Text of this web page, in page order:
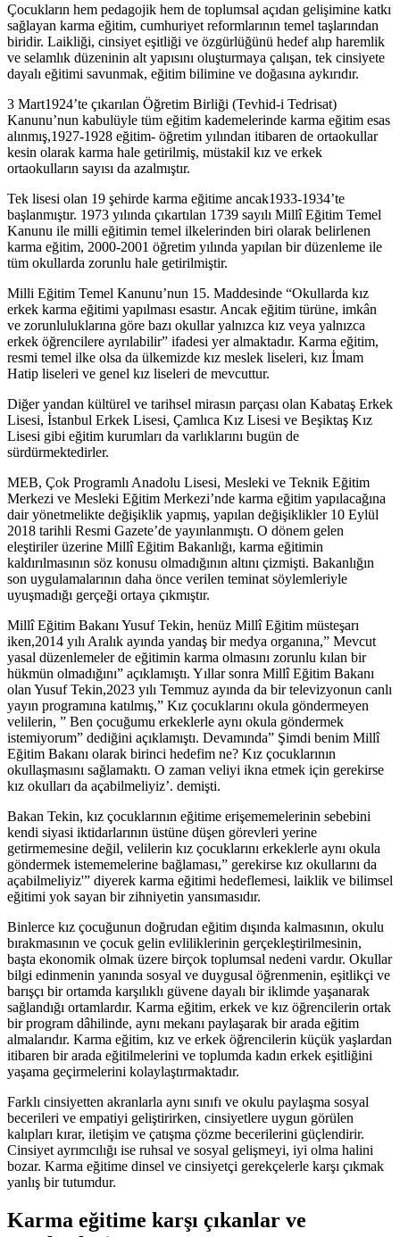
Çocukların hem pedagojik hem de toplumsal açıdan gelişimine katkı
sağlayan karma eğitim, cumhuriyet reformlarının temel taşlarından
biridir. Laikliği, cinsiyet eşitliği ve özgürlüğünü hedef alıp haremlik
ve selamlık düzeninin alt yapısını oluşturmaya çalışan, tek cinsiyete
dayalı eğitimi savunmak, eğitim bilimine ve doğasına aykırıdır.
3 Mart1924’te çıkarılan Öğretim Birliği (Tevhid-i Tedrisat)
Kanunu’nun kabulüyle tüm eğitim kademelerinde karma eğitim esas
alınmış,1927-1928 eğitim- öğretim yılından itibaren de ortaokullar
kesin olarak karma hale getirilmiş, müstakil kız ve erkek
ortaokulların sayısı da azalmıştır.
Tek lisesi olan 19 şehirde karma eğitime ancak1933-1934’te
başlanmıştır. 1973 yılında çıkartılan 1739 sayılı Millî Eğitim Temel
Kanunu ile milli eğitimin temel ilkelerinden biri olarak belirlenen
karma eğitim, 2000-2001 öğretim yılında yapılan bir düzenleme ile
tüm okullarda zorunlu hale getirilmiştir.
Milli Eğitim Temel Kanunu’nun 15. Maddesinde “Okullarda kız
erkek karma eğitimi yapılması esastır. Ancak eğitim türüne, imkân
ve zorunluluklarına göre bazı okullar yalnızca kız veya yalnızca
erkek öğrencilere ayrılabilir” ifadesi yer almaktadır. Karma eğitim,
resmi temel ilke olsa da ülkemizde kız meslek liseleri, kız İmam
Hatip liseleri ve genel kız liseleri de mevcuttur.
Diğer yandan kültürel ve tarihsel mirasın parçası olan Kabataş Erkek
Lisesi, İstanbul Erkek Lisesi, Çamlıca Kız Lisesi ve Beşiktaş Kız
Lisesi gibi eğitim kurumları da varlıklarını bugün de
sürdürmektedirler.
MEB, Çok Programlı Anadolu Lisesi, Mesleki ve Teknik Eğitim
Merkezi ve Mesleki Eğitim Merkezi’nde karma eğitim yapılacağına
dair yönetmelikte değişiklik yapmış, yapılan değişiklikler 10 Eylül
2018 tarihli Resmi Gazete’de yayınlanmıştı. O dönem gelen
eleştiriler üzerine Millî Eğitim Bakanlığı, karma eğitimin
kaldırılmasının söz konusu olmadığının altını çizmişti. Bakanlığın
son uygulamalarının daha önce verilen teminat söylemleriyle
uyuşmadığı gerçeği ortaya çıkmıştır.
Millî Eğitim Bakanı Yusuf Tekin, henüz Millî Eğitim müsteşarı
iken,2014 yılı Aralık ayında yandaş bir medya organına,” Mevcut
yasal düzenlemeler de eğitimin karma olmasını zorunlu kılan bir
hükmün olmadığını” açıklamıştı. Yıllar sonra Millî Eğitim Bakanı
olan Yusuf Tekin,2023 yılı Temmuz ayında da bir televizyonun canlı
yayın programına katılmış,” Kız çocuklarını okula göndermeyen
velilerin, ” Ben çocuğumu erkeklerle aynı okula göndermek
istemiyorum” dediğini açıklamıştı. Devamında” Şimdi benim Millî
Eğitim Bakanı olarak birinci hedefim ne? Kız çocuklarının
okullaşmasını sağlamaktı. O zaman veliyi ikna etmek için gerekirse
kız okulları da açabilmeliyiz’. demişti.
Bakan Tekin, kız çocuklarının eğitime erişememelerinin sebebini
kendi siyasi iktidarlarının üstüne düşen görevleri yerine
getirmemesine değil, velilerin kız çocuklarını erkeklerle aynı okula
göndermek istememelerine bağlaması,” gerekirse kız okullarını da
açabilmeliyiz'” diyerek karma eğitimi hedeflemesi, laiklik ve bilimsel
eğitimi yok sayan bir zihniyetin yansımasıdır.
Binlerce kız çocuğunun doğrudan eğitim dışında kalmasının, okulu
bırakmasının ve çocuk gelin evliliklerinin gerçekleştirilmesinin,
başta ekonomik olmak üzere birçok toplumsal nedeni vardır. Okullar
bilgi edinmenin yanında sosyal ve duygusal öğrenmenin, eşitlikçi ve
barışçı bir ortamda karşılıklı güvene dayalı bir iklimde yaşanarak
sağlandığı ortamlardır. Karma eğitim, erkek ve kız öğrencilerin ortak
bir program dâhilinde, aynı mekanı paylaşarak bir arada eğitim
almalarıdır. Karma eğitim, kız ve erkek öğrencilerin küçük yaşlardan
itibaren bir arada eğitilmelerini ve toplumda kadın erkek eşitliğini
yaşama geçirmelerini kolaylaştırmaktadır.
Farklı cinsiyetten akranlarla aynı sınıfı ve okulu paylaşma sosyal
becerileri ve empatiyi geliştirirken, cinsiyetlere uygun görülen
kalıpları kırar, iletişim ve çatışma çözme becerilerini güçlendirir.
Cinsiyet ayrımcılığı ise ruhsal ve sosyal gelişmeyi, iyi olma halini
bozar. Karma eğitime dinsel ve cinsiyetçi gerekçelerle karşı çıkmak
yanlış bir tutumdur.
Karma eğitime karşı çıkanlar ve